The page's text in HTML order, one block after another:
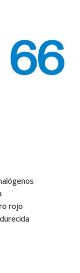
rojo